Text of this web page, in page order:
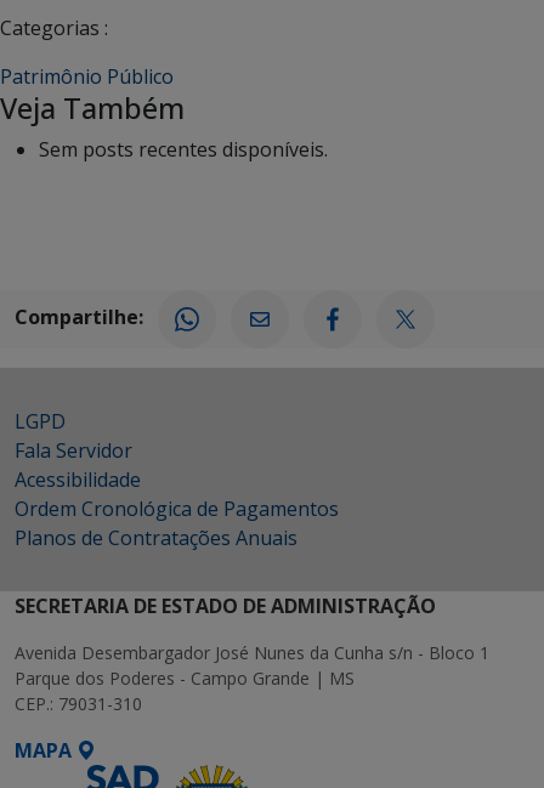
Categorias :
Patrimônio Público
Veja Também
Sem posts recentes disponíveis.
Compartilhe:
LGPD
Fala Servidor
Acessibilidade
Ordem Cronológica de Pagamentos
Planos de Contratações Anuais
SECRETARIA DE ESTADO DE ADMINISTRAÇÃO
Avenida Desembargador José Nunes da Cunha s/n - Bloco 1
Parque dos Poderes - Campo Grande | MS
CEP.: 79031-310
MAPA